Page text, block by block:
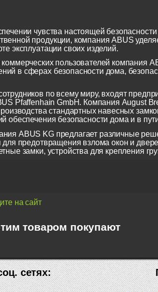
чувства настоящей
продукции, компания ABUS
эксплуатации своих изделий.
пользователей компания
в сферах безопасности дома,
по всему миру, входят
Pfaffenhain GmbH. Компания August
стандартных навесных
обеспечения безопасности дома и в
ABUS KG предлагает различные
предотвращения взлома окон и
замки, устройства для крепления
на сайт
товаром покупают
сетях: